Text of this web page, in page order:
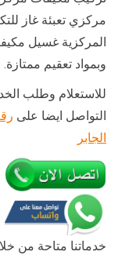
مركزي تعبئة غاز
المركزية غسيل
وبمواد تعقيم ممتازة.
للاستعلام وطلب
التواصل ايضا على
الجابر
خدماتنا متاحة من